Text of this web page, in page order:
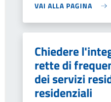
VAI ALLA PAGINA
Chiedere
rette di
dei servizi
residenziali